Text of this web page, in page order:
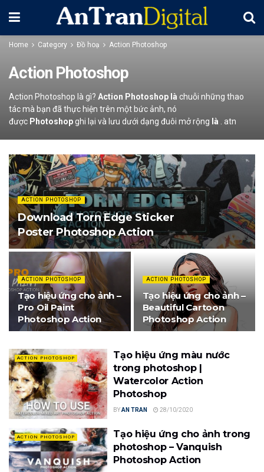
Home Category Đồ hoạ Action Photoshop
Action Photoshop
Action Photoshop là gì? Action Photoshop là chuỗi những thao
tác mà bạn đã thực hiện trên một bức ảnh, nó
được Photoshopghi lại và lưu dưới dạng đuôi mở rộng là . atn
ACTION PHOTOSHOP
Download Torn Edge Sticker
Poster Photoshop Action
ACTION PHOTOSHOP
Tạo hiệu ứng cho ảnh –
Pro Oil Paint
Photoshop Action
ACTION PHOTOSHOP
Tạo hiệu ứng cho ảnh –
Beautiful Cartoon
Photoshop Action
ACTION PHOTOSHOP
Tạo hiệu ứng màu nước
trong photoshop |
Watercolor Action
Photoshop
BYAN TRAN 28/10/2020
ACTION PHOTOSHOP
Tạo hiệu ứng cho ảnh trong
photoshop – Vanquish
Photoshop Action